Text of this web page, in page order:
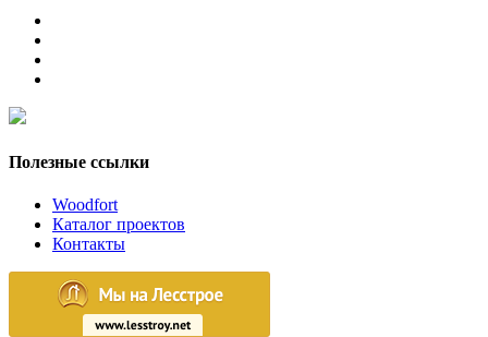
Полезные ссылки
Woodfort
Каталог проектов
Контакты